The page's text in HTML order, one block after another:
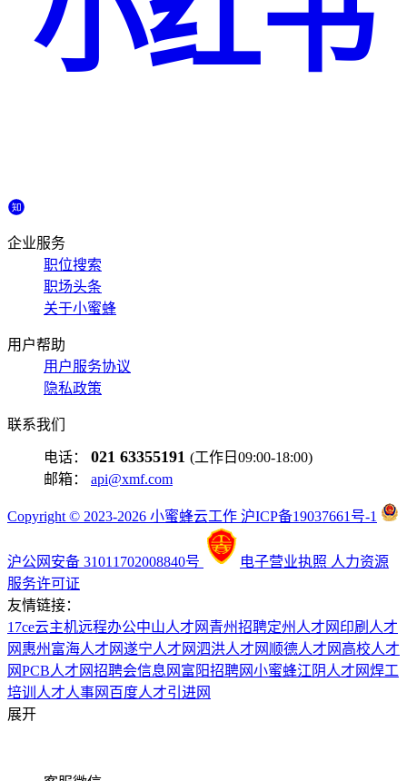
企业服务
职位搜索
职场头条
关于小蜜蜂
用户帮助
用户服务协议
隐私政策
联系我们
电话： 021 63355191 (工作日09:00-18:00)
邮箱： api@xmf.com
Copyright © 2023-2026 小蜜蜂云工作 沪ICP备19037661号-1
沪公网安备 31011702008840号 电子营业执照 人力资源
服务许可证
友情链接：
17ce云主机远程办公中山人才网 青州招聘定州人才网 印刷人才
网 惠州富海人才网遂宁人才网泗洪人才网 顺德人才网 高校人才
网PCB人才网招聘会信息网 富阳招聘网小蜜蜂江阴人才网焊工
培训 人才人事网 百度人才引进网
展开